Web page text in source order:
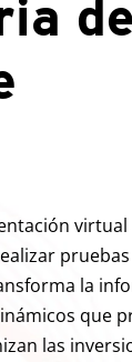
de
virtual
la
que
las